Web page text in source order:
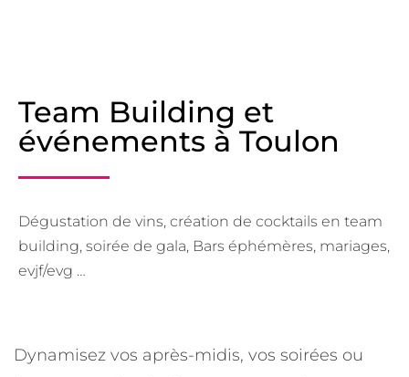
Team Building et
événements à Toulon
Dégustation de vins, création de cocktails en team
building, soirée de gala, Bars éphémères, mariages,
evjf/evg …
Dynamisez vos après-midis, vos soirées ou